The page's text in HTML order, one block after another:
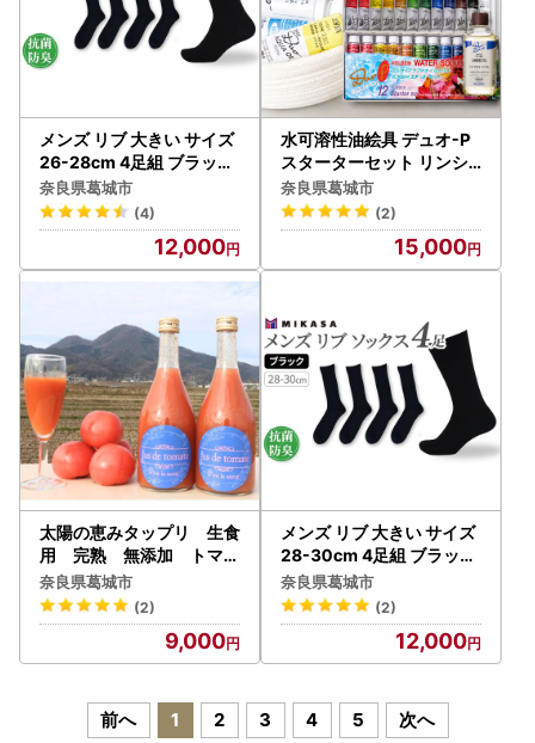
メンズ リブ 大きい サイズ
26-28cm 4足組 ブラック
／ 日本製 抗菌 防臭 紳士
靴下 ソックス ビジネス カ
ジュアル SEKマーク 取得
ふるさと納税 奈良県 葛城
市【mika026】
奈良県葛城市
(4)
12,000
水可溶性油絵具 デュオ-P
スターターセット リンシ
ードオイル付【holb001
】
奈良県葛城市
(2)
15,000
太陽の恵みタップリ 生食
用 完熟 無添加 トマト
ジュース ２本／道の駅
かつらぎ 奈良県 葛城市
tomato【ekik010】
奈良県葛城市
(2)
9,000
メンズ リブ 大きい サイズ
28-30cm 4足組 ブラック
／ 日本製 抗菌 防臭 紳士
靴下 ソックス ビジネス カ
ジュアル SEKマーク 取得
ふるさと納税 奈良県 葛城
市【mika032】
奈良県葛城市
(2)
12,000
前へ 1 2 3 4 5 次へ